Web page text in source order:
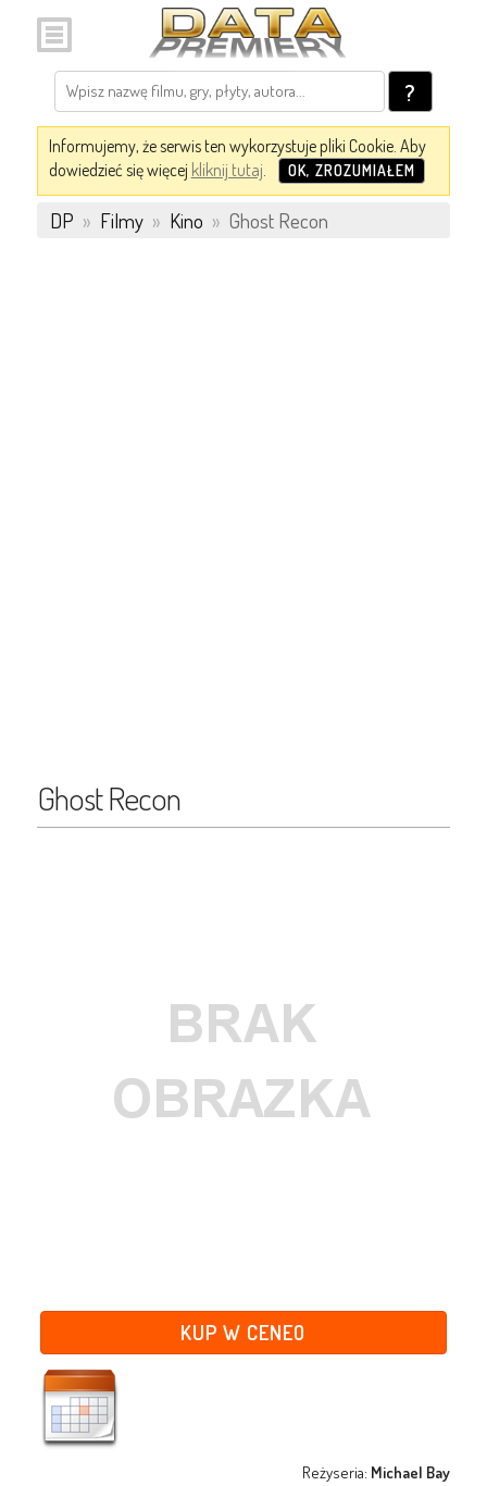
?
Informujemy, że serwis ten wykorzystuje pliki Cookie. Aby
dowiedzieć się więcej kliknij tutaj. OK, ZROZUMIAŁEM
DP » Filmy » Kino » Ghost Recon
Ghost Recon
KUP W CENEO
Reżyseria: Michael Bay